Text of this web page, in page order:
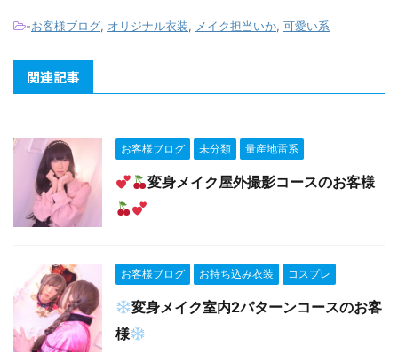
-お客様ブログ, オリジナル衣装, メイク担当いか, 可愛い系
関連記事
お客様ブログ 未分類 量産地雷系
変身メイク屋外撮影コースのお客様
お客様ブログ お持ち込み衣装 コスプレ
変身メイク室内2パターンコースのお客
様